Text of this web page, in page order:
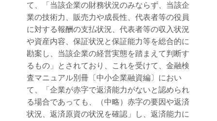
て、「当該企業の財務状況のみならず、当該企
業の技術力、販売力や成長性、代表者等の役員
に対する報酬の支払状況、代表者等の収入状況
や資産内容、保証状況と保証能力等を総合的に
勘案し、当該企業の経営実態を踏まえて判断す
るもの」とされており、これを受けて、金融検
査マニュアル別冊〔中小企業融資編〕におい
て、「企業が赤字で返済能力がないと認められ
る場合であっても、（中略）赤字の要因や返済
状況、返済原資の状況を確認」し、返済能力に